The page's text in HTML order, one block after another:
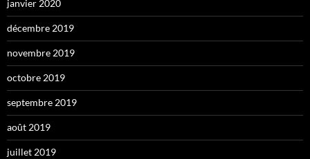
janvier 2020
décembre 2019
novembre 2019
octobre 2019
septembre 2019
août 2019
juillet 2019